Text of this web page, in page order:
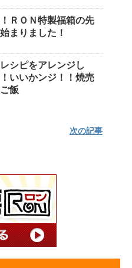
ＲＯＮ特製福箱の先
まりました！
シピをアレンジし
いいかンジ！！焼売
飯
次の記事